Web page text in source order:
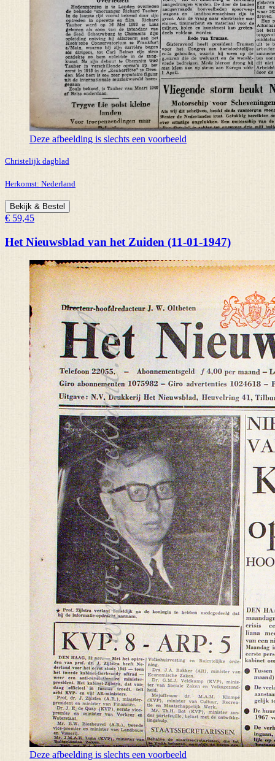
Deze afbeelding is slechts een voorbeeld
Christelijk dagblad
Herkomst: Nederland
Bekijk & Bestel
€ 59,45
Het Nieuwsblad van het Zuiden (11-01-1947)
Deze afbeelding is slechts een voorbeeld